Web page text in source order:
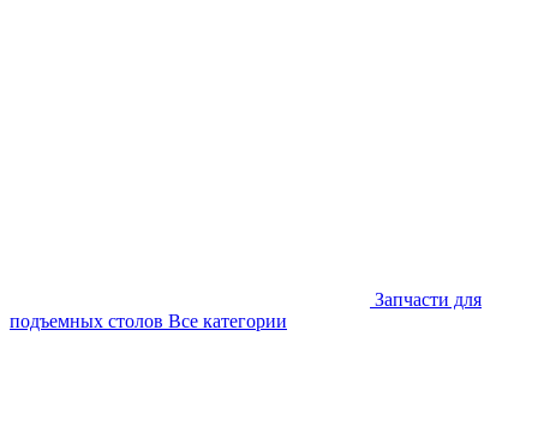
Запчасти для
подъемных столов Все категории